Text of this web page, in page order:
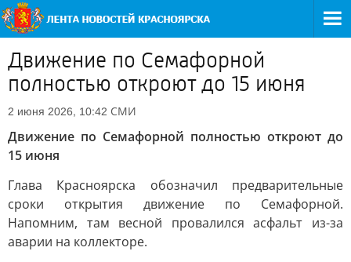
Движение по Семафорной
полностью откроют до 15 июня
2 июня 2026, 10:42 СМИ
Движение по Семафорной полностью откроют до
15 июня
Глава Красноярска обозначил предварительные
сроки открытия движение по Семафорной.
Напомним, там весной провалился асфальт из-за
аварии на коллекторе.